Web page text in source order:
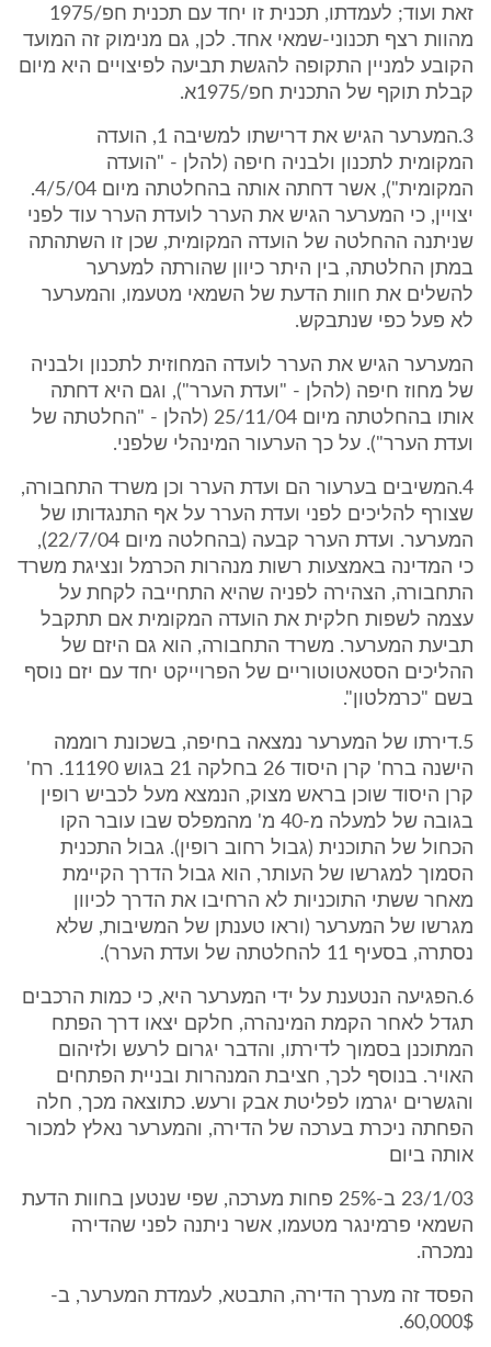
זאת ועוד; לעמדתו, תכנית זו יחד עם תכנית חפ/1975
מהוות רצף תכנוני-שמאי אחד. לכן, גם מנימוק זה המועד
הקובע למניין התקופה להגשת תביעה לפיצויים היא מיום
קבלת תוקף של התכנית חפ/1975א.
3.המערער הגיש את דרישתו למשיבה 1, הועדה
המקומית לתכנון ולבניה חיפה (להלן - "הועדה
המקומית"), אשר דחתה אותה בהחלטתה מיום 4/5/04.
יצויין, כי המערער הגיש את הערר לועדת הערר עוד לפני
שניתנה ההחלטה של הועדה המקומית, שכן זו השתהתה
במתן החלטתה, בין היתר כיוון שהורתה למערער
להשלים את חוות הדעת של השמאי מטעמו, והמערער
לא פעל כפי שנתבקש.
המערער הגיש את הערר לועדה המחוזית לתכנון ולבניה
של מחוז חיפה (להלן - "ועדת הערר"), וגם היא דחתה
אותו בהחלטתה מיום 25/11/04 (להלן - "החלטתה של
ועדת הערר"). על כך הערעור המינהלי שלפני.
4.המשיבים בערעור הם ועדת הערר וכן משרד התחבורה,
שצורף להליכים לפני ועדת הערר על אף התנגדותו של
המערער. ועדת הערר קבעה (בהחלטה מיום 22/7/04),
כי המדינה באמצעות רשות מנהרות הכרמל ונציגת משרד
התחבורה, הצהירה לפניה שהיא התחייבה לקחת על
עצמה לשפות חלקית את הועדה המקומית אם תתקבל
תביעת המערער. משרד התחבורה, הוא גם היזם של
ההליכים הסטאטוטוריים של הפרוייקט יחד עם יזם נוסף
בשם "כרמלטון".
5.דירתו של המערער נמצאה בחיפה, בשכונת רוממה
הישנה ברח' קרן היסוד 26 בחלקה 21 בגוש 11190. רח'
קרן היסוד שוכן בראש מצוק, הנמצא מעל לכביש רופין
בגובה של למעלה מ-40 מ' מהמפלס שבו עובר הקו
הכחול של התוכנית (גבול רחוב רופין). גבול התכנית
הסמוך למגרשו של העותר, הוא גבול הדרך הקיימת
מאחר ששתי התוכניות לא הרחיבו את הדרך לכיוון
מגרשו של המערער (וראו טענתן של המשיבות, שלא
נסתרה, בסעיף 11 להחלטתה של ועדת הערר).
6.הפגיעה הנטענת על ידי המערער היא, כי כמות הרכבים
תגדל לאחר הקמת המינהרה, חלקם יצאו דרך הפתח
המתוכנן בסמוך לדירתו, והדבר יגרום לרעש ולזיהום
האויר. בנוסף לכך, חציבת המנהרות ובניית הפתחים
והגשרים יגרמו לפליטת אבק ורעש. כתוצאה מכך, חלה
הפחתה ניכרת בערכה של הדירה, והמערער נאלץ למכור
אותה ביום
23/1/03 ב-25% פחות מערכה, שפי שנטען בחוות הדעת
השמאי פרמינגר מטעמו, אשר ניתנה לפני שהדירה
נמכרה.
הפסד זה מערך הדירה, התבטא, לעמדת המערער, ב-
60,000$.